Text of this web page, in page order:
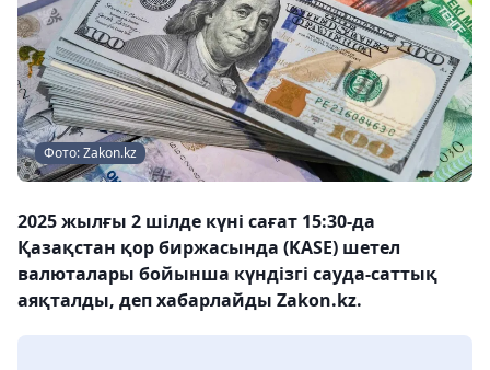
Фото: Zakon.kz
2025 жылғы 2 шілде күні сағат 15:30-да
Қазақстан қор биржасында (KASE) шетел
валюталары бойынша күндізгі сауда-саттық
аяқталды, деп хабарлайды Zakon.kz.